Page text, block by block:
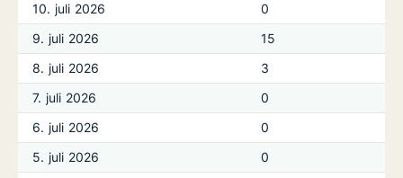
10. juli 2026
0
9. juli 2026
15
8. juli 2026
3
7. juli 2026
0
6. juli 2026
0
5. juli 2026
0